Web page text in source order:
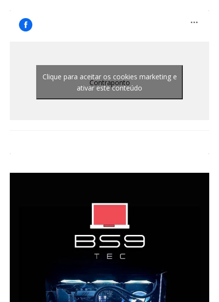
Contraponto
Clique para aceitar os cookies marketing e
ativar este conteúdo